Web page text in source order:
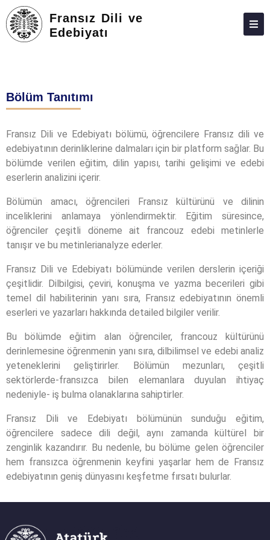
Fransız Dili ve
Edebiyatı
LISANS
ARAŞTIRMA
TOPLUMA KATKI
ADAY ÖĞRENCILER
İLETIŞIM
Bölüm Tanıtımı
Fransız Dili ve Edebiyatı bölümü, öğrencilere Fransız dili ve
edebiyatının derinliklerine dalmaları için bir platform sağlar. Bu
bölümde verilen eğitim, dilin yapısı, tarihi gelişimi ve edebi
eserlerin analizini içerir.
Bölümün amacı, öğrencileri Fransız kültürünü ve dilinin
inceliklerini anlamaya yönlendirmektir. Eğitim süresince,
öğrenciler çeşitli döneme ait francouz edebi metinlerle
tanışır ve bu metinlerianalyze ederler.
Fransız Dili ve Edebiyatı bölümünde verilen derslerin içeriği
çeşitlidir. Dilbilgisi, çeviri, konuşma ve yazma becerileri gibi
temel dil habiliterinin yanı sıra, Fransız edebiyatının önemli
eserleri ve yazarları hakkında detailed bilgiler verilir.
Bu bölümde eğitim alan öğrenciler, francouz kültürünü
derinlemesine öğrenmenin yanı sıra, dilbilimsel ve edebi analiz
yeteneklerini geliştirirler. Bölümün mezunları, çeşitli
sektörlerde-fransızca bilen elemanlara duyulan ihtiyaç
nedeniyle- iş bulma olanaklarına sahiptirler.
Fransız Dili ve Edebiyatı bölümünün sunduğu eğitim,
öğrencilere sadece dili değil, aynı zamanda kültürel bir
zenginlik kazandırır. Bu nedenle, bu bölüme gelen öğrenciler
hem fransızca öğrenmenin keyfini yaşarlar hem de Fransız
edebiyatının geniş dünyasını keşfetme fırsatı bulurlar.